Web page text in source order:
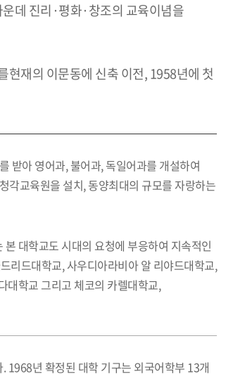
데 진리·평화·창조의 교육이념을
현재의 이문동에 신축 이전, 1958년에 첫
받아 영어과, 불어과, 독일어과를 개설하여
각교육원을 설치, 동양최대의 규모를 자랑하는
대학교도 시대의 요청에 부응하여 지속적인
리드대학교, 사우디아라비아 알 리야드대학교,
대학교 그리고 체코의 카렐대학교,
1968년 확정된 대학 기구는 외국어학부 13개